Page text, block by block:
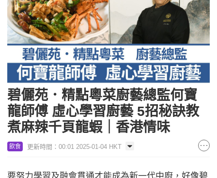
碧儷苑．精點粵菜廚藝總監何寶
龍師傅 虛心學習廚藝 5招秘訣教
煮麻辣千頁龍蝦｜香港情味
飲食 更新時間：00:01 2025-01-04 HKT
要努力學習及融會貫通才能成為新一代中廚，好像碧